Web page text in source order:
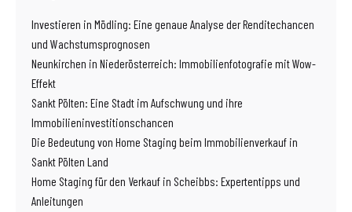
Investieren in Mödling: Eine genaue Analyse der Renditechancen
und Wachstumsprognosen
Neunkirchen in Niederösterreich: Immobilienfotografie mit Wow-
Effekt
Sankt Pölten: Eine Stadt im Aufschwung und ihre
Immobilieninvestitionschancen
Die Bedeutung von Home Staging beim Immobilienverkauf in
Sankt Pölten Land
Home Staging für den Verkauf in Scheibbs: Expertentipps und
Anleitungen